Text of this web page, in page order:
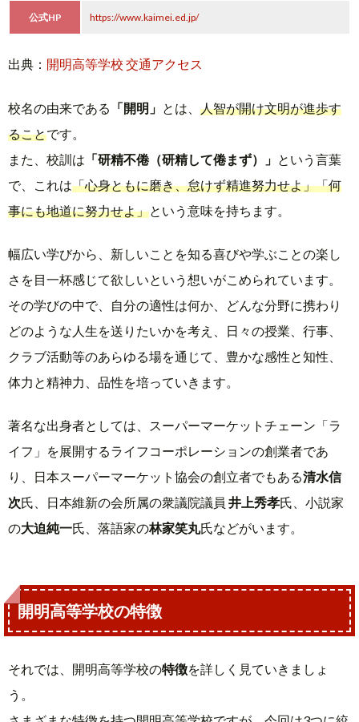
公式HP https://www.kaimei.ed.jp/
出典： 開明高等学校 交通アクセス
校名の由来である 「開明」 とは、 人智が開け文明が進歩す
ることです。
また、校訓は 「研精不倦（研精して倦まず）」 という言葉
で、これは「心身ともに磨き、怠けず精進努力せよ」「何
事にも地道に努力せよ」という意味を持ちます。
幅広い学びから、新しいことを知る喜びや学ぶことの楽し
さを目一杯感じて欲しいという想いがこめられています。
その学びの中で、自分の適性は何か、どんな分野に携わり
どのような人生を送りたいかを考え、日々の授業、行事、
クラブ活動等のあらゆる場を通じて、豊かな感性と知性、
体力と精神力、品性を培っていきます。
著名な出身者としては、スーパーマーケットチェーン「ラ
イフ」を展開するライフコーポレーションの創業者であ
り、日本スーパーマーケット協会の創立者でもある清水信
次氏、日本維新の会所属の衆議院議員 井上秀孝氏、小説家
の大迫純一氏、落語家の林家笑丸氏などがいます。
開明高等学校の特徴
それでは、開明高等学校の特徴を詳しく見ていきましょ
う。